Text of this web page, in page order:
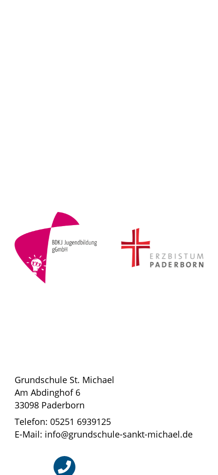
Grundschule St. Michael
Am Abdinghof 6
33098 Paderborn
Telefon: 05251 6939125
E-Mail: info@grundschule-sankt-michael.de